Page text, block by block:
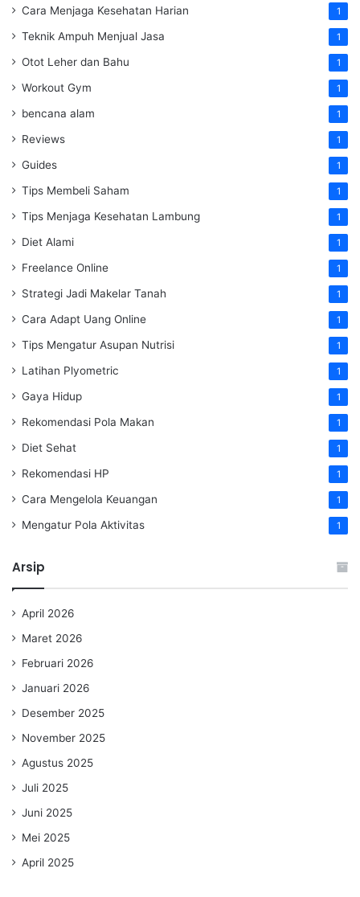
Cara Menjaga Kesehatan Harian 1
Teknik Ampuh Menjual Jasa 1
Otot Leher dan Bahu 1
Workout Gym 1
bencana alam 1
Reviews 1
Guides 1
Tips Membeli Saham 1
Tips Menjaga Kesehatan Lambung 1
Diet Alami 1
Freelance Online 1
Strategi Jadi Makelar Tanah 1
Cara Adapt Uang Online 1
Tips Mengatur Asupan Nutrisi 1
Latihan Plyometric 1
Gaya Hidup 1
Rekomendasi Pola Makan 1
Diet Sehat 1
Rekomendasi HP 1
Cara Mengelola Keuangan 1
Mengatur Pola Aktivitas 1
Arsip
April 2026
Maret 2026
Februari 2026
Januari 2026
Desember 2025
November 2025
Agustus 2025
Juli 2025
Juni 2025
Mei 2025
April 2025